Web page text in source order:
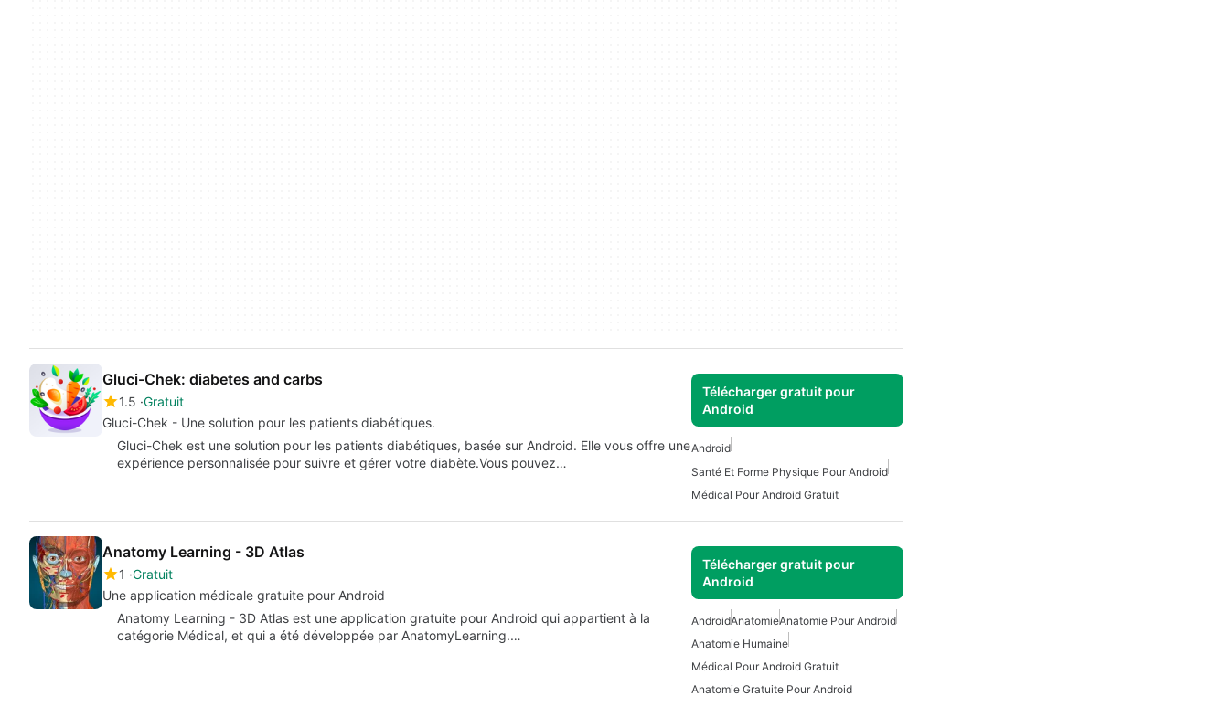
Gluci-Chek: diabetes and carbs
1.5 Gratuit
Gluci-Chek - Une solution pour les patients diabétiques.
Télécharger gratuit pour
Android
Gluci-Chek est une solution pour les patients diabétiques, basée sur Android. Elle vous offre une
expérience personnalisée pour suivre et gérer votre diabète.Vous pouvez…
Android
Santé Et Forme Physique Pour Android
Médical Pour Android Gratuit
Anatomy Learning - 3D Atlas
1 Gratuit
Une application médicale gratuite pour Android
Télécharger gratuit pour
Android
Anatomy Learning - 3D Atlas est une application gratuite pour Android qui appartient à la
catégorie Médical, et qui a été développée par AnatomyLearning.…
AndroidAnatomieAnatomie Pour Android
Anatomie Humaine
Médical Pour Android Gratuit
Anatomie Gratuite Pour Android